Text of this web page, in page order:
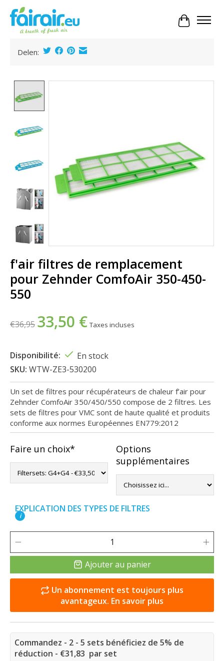
Panier
Delen:
f'air filtres de remplacement
pour Zehnder ComfoAir 350-450-
550
€36,95 33,50 € Taxes incluses
Disponibilité:
En stock
SKU: WTW-ZE3-530200
Un set de filtres pour récupérateurs de chaleur f’air pour
Zehnder ComfoAir 350/450/550 compose de 2 filtres. Les
sets de filtres pour VMC sont de haute qualité et produits
conforme aux normes Européennes EN779:2012
Faire un choix*
Options
supplémentaires
EXPLICATION DES TYPES DE FILTRES
i
Ajouter au panier
Un abonnement est toujours plus
avantageux. En savoir plus
Commandez - 2 - 5 sets bénéficiez de 5% de
réduction - €31,83 par set